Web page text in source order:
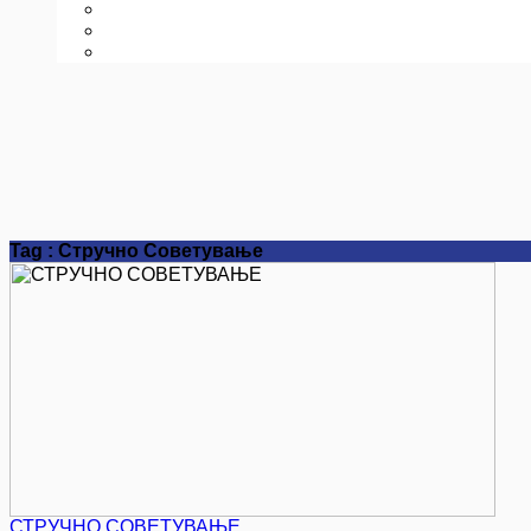
Tag : Стручно Советување
СТРУЧНО СОВЕТУВАЊЕ